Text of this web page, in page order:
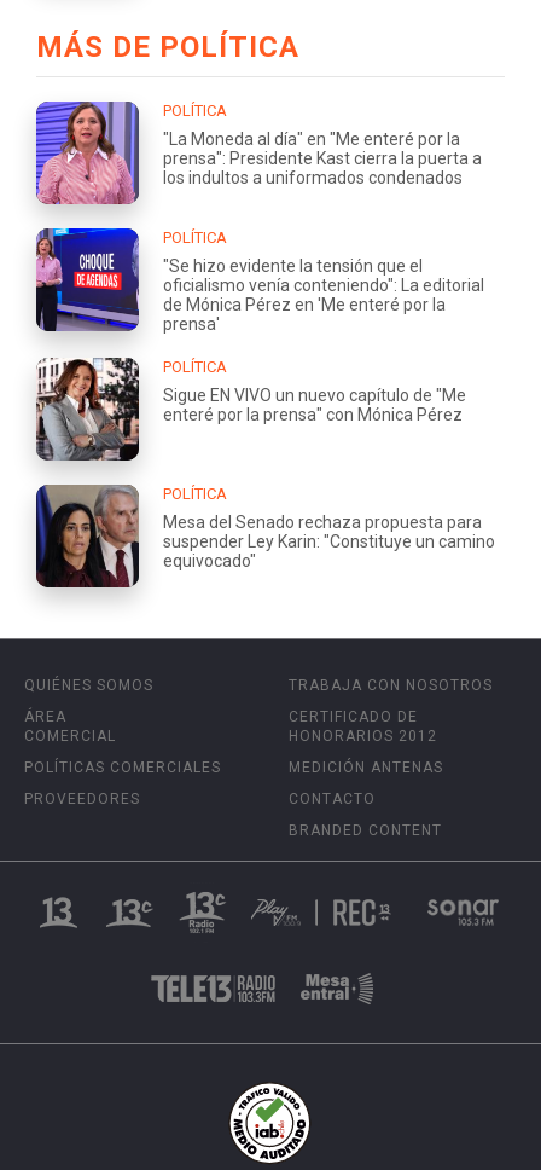
MÁS DE POLÍTICA
POLÍTICA
"La Moneda al día" en "Me enteré por la
prensa": Presidente Kast cierra la puerta a
los indultos a uniformados condenados
POLÍTICA
"Se hizo evidente la tensión que el
oficialismo venía conteniendo": La editorial
de Mónica Pérez en 'Me enteré por la
prensa'
POLÍTICA
Sigue EN VIVO un nuevo capítulo de "Me
enteré por la prensa" con Mónica Pérez
POLÍTICA
Mesa del Senado rechaza propuesta para
suspender Ley Karin: "Constituye un camino
equivocado"
QUIÉNES SOMOS
ÁREA
COMERCIAL
POLÍTICAS COMERCIALES
PROVEEDORES
TRABAJA CON NOSOTROS
CERTIFICADO DE
HONORARIOS 2012
MEDICIÓN ANTENAS
CONTACTO
BRANDED CONTENT